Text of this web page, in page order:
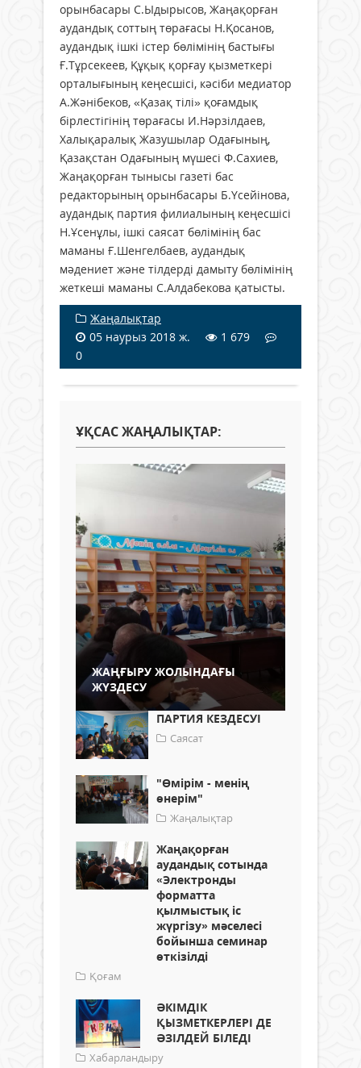
орынбасары С.Ыдырысов, Жаңақорған
аудандық соттың төрағасы Н.Қосанов,
аудандық ішкі істер бөлімінің бастығы
Ғ.Тұрсекеев, Құқық қорғау қызметкері
орталығының кеңесшісі, кәсіби медиатор
А.Жәнібеков, «Қазақ тілі» қоғамдық
бірлестігінің төрағасы И.Нәрзілдаев,
Халықаралық Жазушылар Одағының,
Қазақстан Одағының мүшесі Ф.Сахиев,
Жаңақорған тынысы газеті бас
редакторының орынбасары Б.Үсейінова,
аудандық партия филиалының кеңесшісі
Н.Ұсенұлы, ішкі саясат бөлімінің бас
маманы Ғ.Шенгелбаев, аудандық
мәдениет және тілдерді дамыту бөлімінің
жеткеші маманы С.Алдабекова қатысты.
Жаңалықтар
05 наурыз 2018 ж.
1 679
0
ҰҚСАС ЖАҢАЛЫҚТАР:
ЖАҢҒЫРУ ЖОЛЫНДАҒЫ
ЖҮЗДЕСУ
ПАРТИЯ КЕЗДЕСУІ
Саясат
"Өмірім - менің
өнерім"
Жаңалықтар
Жаңақорған
аудандық сотында
«Электронды
форматта
қылмыстық іс
жүргізу» мәселесі
бойынша семинар
өткізілді
Қоғам
ӘКІМДІК
ҚЫЗМЕТКЕРЛЕРІ ДЕ
ӘЗІЛДЕЙ БІЛЕДІ
Хабарландыру